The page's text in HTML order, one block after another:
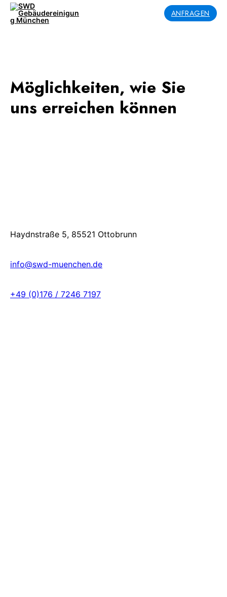
ANFRAGEN
Möglichkeiten, wie Sie
uns erreichen können
Haydnstraße 5, 85521 Ottobrunn
info@swd-muenchen.de
+49 (0)176 / 7246 7197